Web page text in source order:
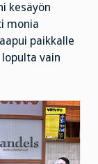
kesäyön
monia
paikkalle
vain